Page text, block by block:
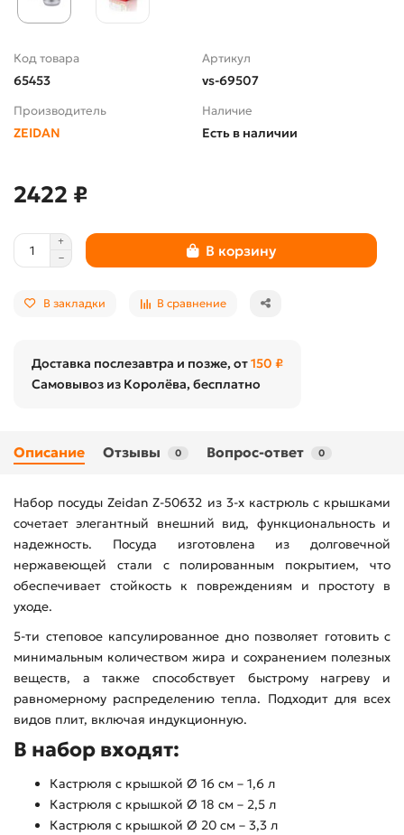
Код товара
65453
Артикул
vs-69507
Производитель
ZEIDAN
Наличие
Есть в наличии
2422 ₽
В корзину
В закладки В сравнение
Доставка послезавтра и позже, от150 ₽
Самовывоз из Королёва, бесплатно
Описание Отзывы 0 Вопрос-ответ 0
Набор посуды Zeidan Z-50632 из 3-х кастрюль с крышками
сочетает элегантный внешний вид, функциональность и
надежность. Посуда изготовлена из долговечной
нержавеющей стали с полированным покрытием, что
обеспечивает стойкость к повреждениям и простоту в
уходе.
5-ти степовое капсулированное дно позволяет готовить с
минимальным количеством жира и сохранением полезных
веществ, а также способствует быстрому нагреву и
равномерному распределению тепла. Подходит для всех
видов плит, включая индукционную.
В набор входят:
Кастрюля с крышкой Ø 16 см – 1,6 л
Кастрюля с крышкой Ø 18 см – 2,5 л
Кастрюля с крышкой Ø 20 см – 3,3 л